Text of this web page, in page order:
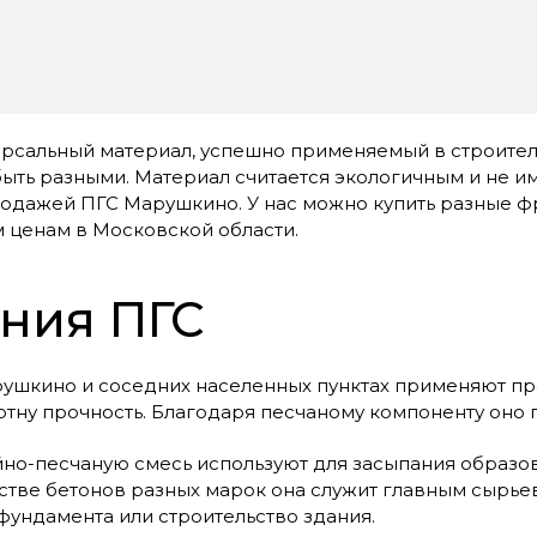
материал, успешно применяемый в
разными. Материал считается экологичным и не
ПГС Марушкино. У нас можно купить разные
в Московской области.
ПГС
и соседних населенных пунктах применяют
прочность. Благодаря песчаному компоненту
песчаную смесь используют для засыпания
бетонов разных марок она служит главным
или строительство здания.